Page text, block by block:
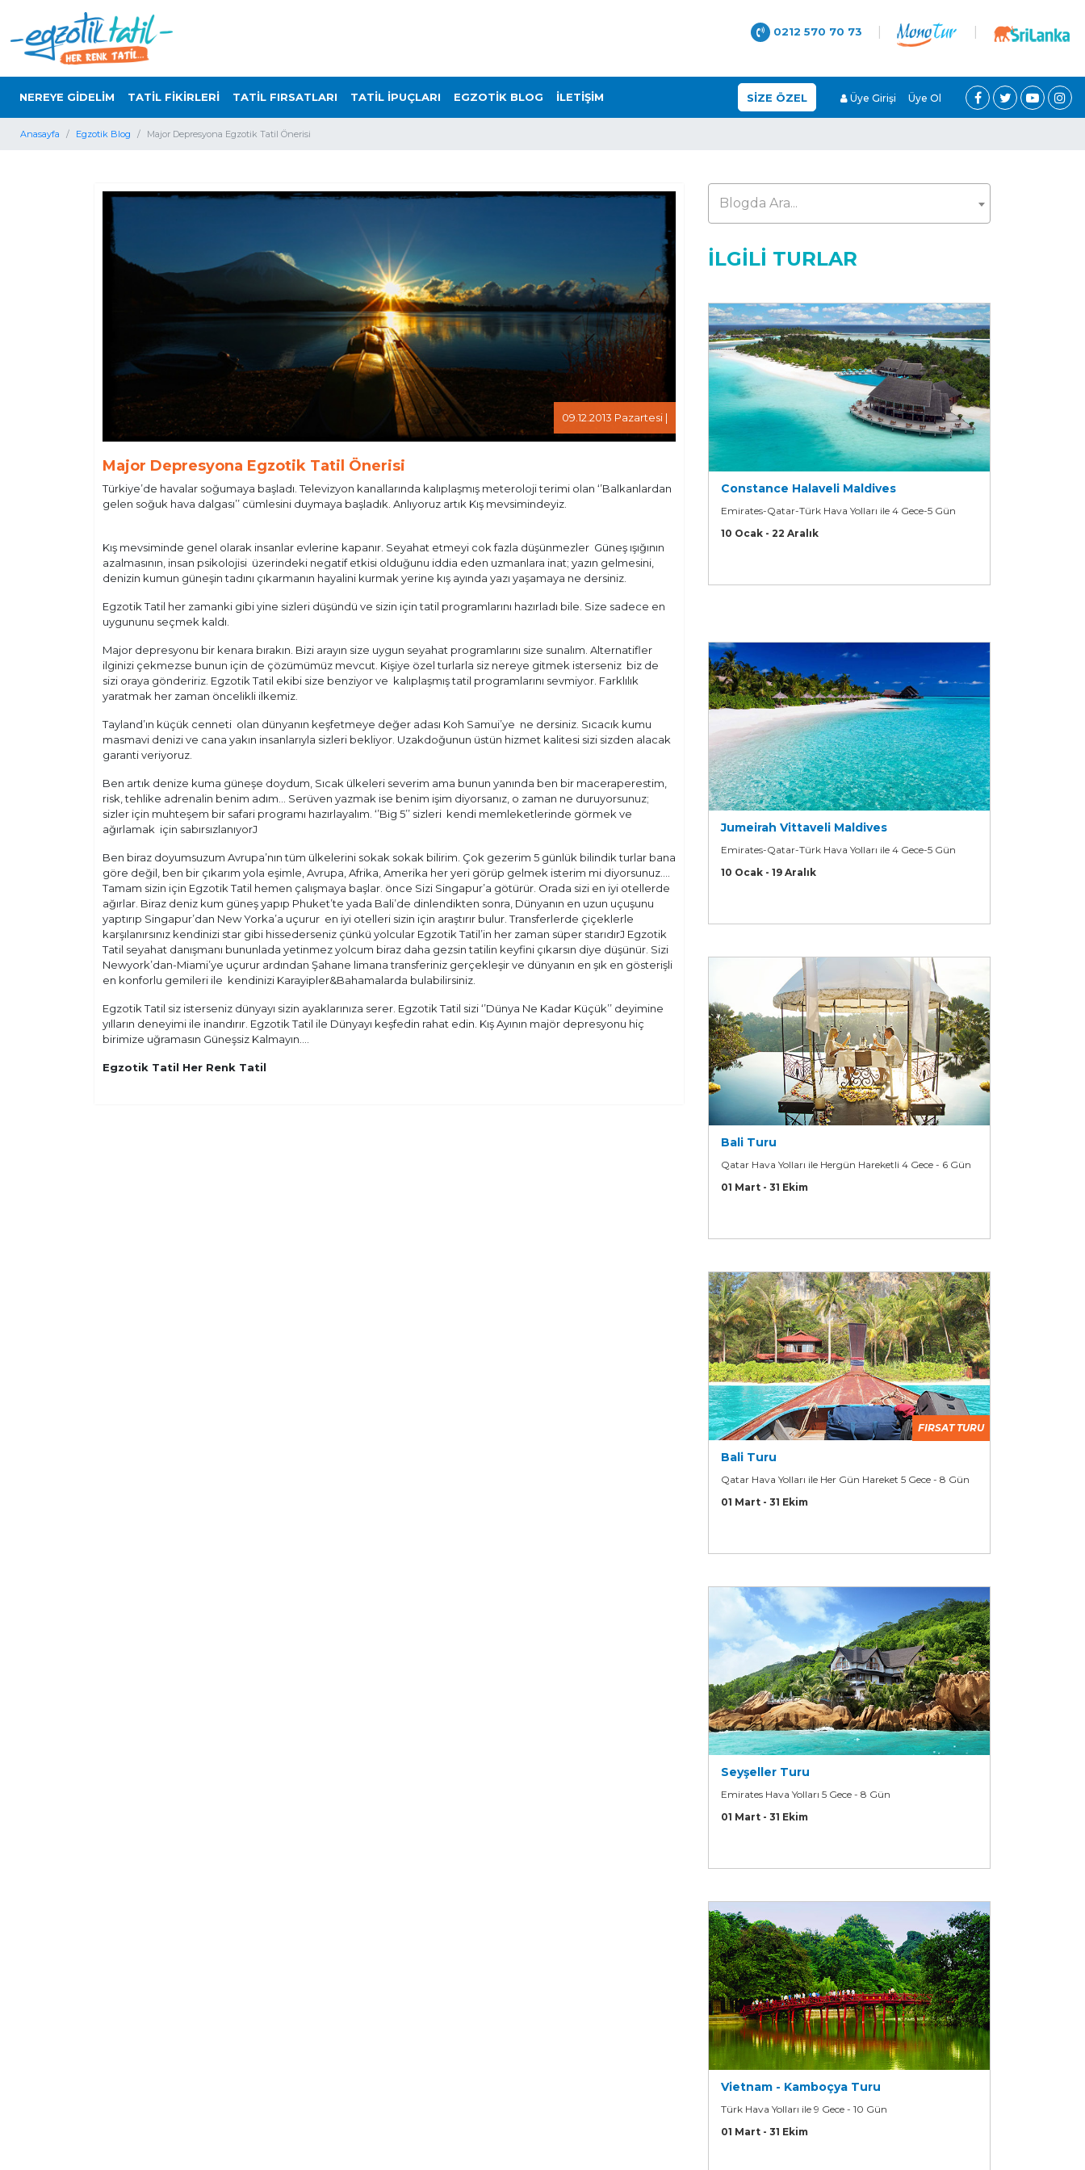
0212 570 70 73
NEREYE GİDELİM TATİL FİKİRLERİ TATİL FIRSATLARI TATİL İPUÇLARI EGZOTİK BLOG İLETİŞİM SİZE ÖZEL Üye Girişi Üye Ol
Anasayfa Egzotik Blog Major Depresyona Egzotik Tatil Önerisi
09.12.2013 Pazartesi |
Major Depresyona Egzotik Tatil Önerisi
Türkiye’de havalar soğumaya başladı. Televizyon kanallarında kalıplaşmış meteroloji terimi olan ‘’Balkanlardan
gelen soğuk hava dalgası’’ cümlesini duymaya başladık. Anlıyoruz artık Kış mevsimindeyiz.
Kış mevsiminde genel olarak insanlar evlerine kapanır. Seyahat etmeyi cok fazla düşünmezler Güneş ışığının
azalmasının, insan psikolojisi üzerindeki negatif etkisi olduğunu iddia eden uzmanlara inat; yazın gelmesini,
denizin kumun güneşin tadını çıkarmanın hayalini kurmak yerine kış ayında yazı yaşamaya ne dersiniz.
Egzotik Tatil her zamanki gibi yine sizleri düşündü ve sizin için tatil programlarını hazırladı bile. Size sadece en
uygununu seçmek kaldı.
Major depresyonu bir kenara bırakın. Bizi arayın size uygun seyahat programlarını size sunalım. Alternatifler
ilginizi çekmezse bunun için de çözümümüz mevcut. Kişiye özel turlarla siz nereye gitmek isterseniz biz de
sizi oraya göndeririz. Egzotik Tatil ekibi size benziyor ve kalıplaşmış tatil programlarını sevmiyor. Farklılık
yaratmak her zaman öncelikli ilkemiz.
Tayland’ın küçük cenneti olan dünyanın keşfetmeye değer adası Koh Samui’ye ne dersiniz. Sıcacık kumu
masmavi denizi ve cana yakın insanlarıyla sizleri bekliyor. Uzakdoğunun üstün hizmet kalitesi sizi sizden alacak
garanti veriyoruz.
Ben artık denize kuma güneşe doydum, Sıcak ülkeleri severim ama bunun yanında ben bir maceraperestim,
risk, tehlike adrenalin benim adım… Serüven yazmak ise benim işim diyorsanız, o zaman ne duruyorsunuz;
sizler için muhteşem bir safari programı hazırlayalım. ‘’Big 5’’ sizleri kendi memleketlerinde görmek ve
ağırlamak için sabırsızlanıyorJ
Ben biraz doyumsuzum Avrupa’nın tüm ülkelerini sokak sokak bilirim. Çok gezerim 5 günlük bilindik turlar bana
göre değil, ben bir çıkarım yola eşimle, Avrupa, Afrika, Amerika her yeri görüp gelmek isterim mi diyorsunuz….
Tamam sizin için Egzotik Tatil hemen çalışmaya başlar. önce Sizi Singapur’a götürür. Orada sizi en iyi otellerde
ağırlar. Biraz deniz kum güneş yapıp Phuket’te yada Bali’de dinlendikten sonra, Dünyanın en uzun uçuşunu
yaptırıp Singapur’dan New Yorka’a uçurur en iyi otelleri sizin için araştırır bulur. Transferlerde çiçeklerle
karşılanırsınız kendinizi star gibi hissederseniz çünkü yolcular Egzotik Tatil’in her zaman süper starıdırJ Egzotik
Tatil seyahat danışmanı bununlada yetinmez yolcum biraz daha gezsin tatilin keyfini çıkarsın diye düşünür. Sizi
Newyork’dan-Miami’ye uçurur ardından Şahane limana transferiniz gerçekleşir ve dünyanın en şık en gösterişli
en konforlu gemileri ile kendinizi Karayipler&Bahamalarda bulabilirsiniz.
Egzotik Tatil siz isterseniz dünyayı sizin ayaklarınıza serer. Egzotik Tatil sizi ‘’Dünya Ne Kadar Küçük’’ deyimine
yılların deneyimi ile inandırır. Egzotik Tatil ile Dünyayı keşfedin rahat edin. Kış Ayının majör depresyonu hiç
birimize uğramasın Güneşsiz Kalmayın….
Egzotik Tatil Her Renk Tatil
Blogda Ara...
İLGİLİ TURLAR
Constance Halaveli Maldives
Emirates-Qatar-Türk Hava Yolları ile 4 Gece-5 Gün
10 Ocak - 22 Aralık
Jumeirah Vittaveli Maldives
Emirates-Qatar-Türk Hava Yolları ile 4 Gece-5 Gün
10 Ocak - 19 Aralık
Bali Turu
Qatar Hava Yolları ile Hergün Hareketli 4 Gece - 6 Gün
01 Mart - 31 Ekim
FIRSAT TURU
Bali Turu
Qatar Hava Yolları ile Her Gün Hareket 5 Gece - 8 Gün
01 Mart - 31 Ekim
Seyşeller Turu
Emirates Hava Yolları 5 Gece - 8 Gün
01 Mart - 31 Ekim
Vietnam - Kamboçya Turu
Türk Hava Yolları ile 9 Gece - 10 Gün
01 Mart - 31 Ekim